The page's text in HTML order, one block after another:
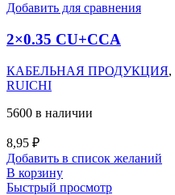
Добавить для сравнения
2×0.35 CU+CCA
КАБЕЛЬНАЯ ПРОДУКЦИЯ,
RUICHI
5600 в наличии
8,95 ₽
Добавить в список желаний
В корзину
Быстрый просмотр